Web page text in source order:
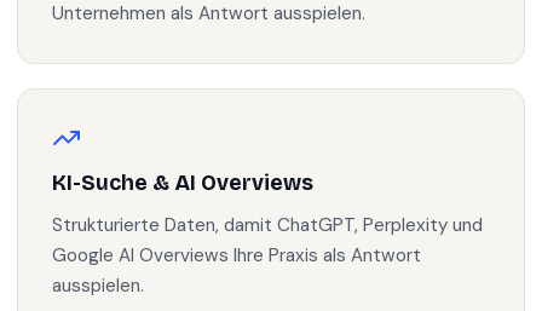
Unternehmen als Antwort ausspielen.
KI-Suche & AI Overviews
Strukturierte Daten, damit ChatGPT, Perplexity und
Google AI Overviews Ihre Praxis als Antwort
ausspielen.